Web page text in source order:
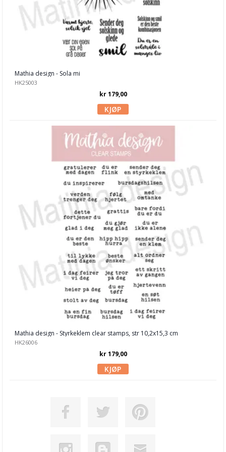
Papirdesign
Picket Fence Studio
Pinkfresh Studio
Stamperia
Stampers Anonymuos
Studio Light
Technique Tuesday
Your Next Stamps
Aall and Create
Blekk, maling & tusj
Mathia design - Sola mi
HK25003
kr 179,00
Mathia design - Styrkeklem clear stamps, str 10,2x15,3 cm
HK26006
kr 179,00